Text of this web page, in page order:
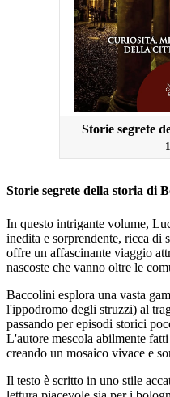
Storie segrete
Storie segrete della storia di
In questo intrigante volume,
inedita e sorprendente, ricca di
offre un affascinante viaggio
nascoste che vanno oltre le
Baccolini esplora una vasta
l'ippodromo degli struzzi) al
passando per episodi storici
L'autore mescola abilmente
creando un mosaico vivace e
Il testo è scritto in uno stile